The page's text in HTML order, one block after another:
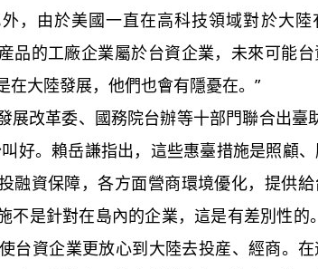
，由於美國一直在高科技領域對於大陸
品的工廠企業屬於台資企業，未來可能
在大陸發展，他們也會有隱憂在。”
改革委、國務院台辦等十部門聯合出臺
好。賴岳謙指出，這些惠臺措施是照顧
融資保障，各方面營商環境優化，提供
不是針對在島內的企業，這是有差別性的
台資企業更放心到大陸去投産、經商。